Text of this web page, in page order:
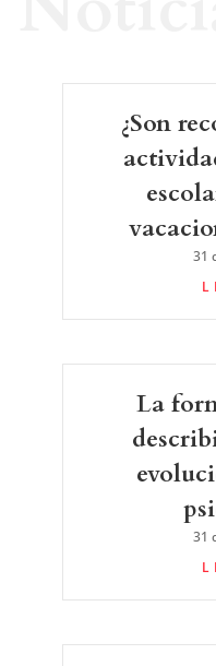
¿Son
31
La
31